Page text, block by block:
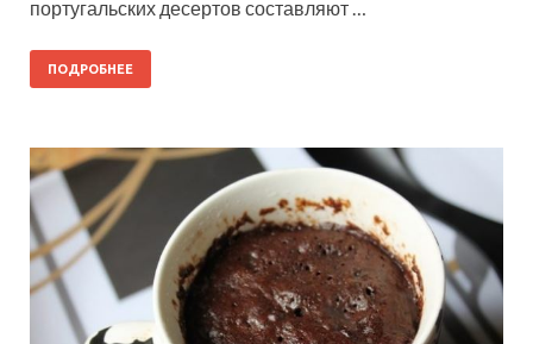
португальских десертов составляют …
ПОДРОБНЕЕ